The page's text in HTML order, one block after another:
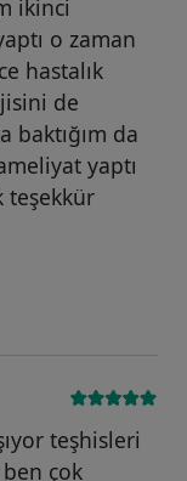
ikinci
o zaman
hastalık
de
baktığım da
yaptı
teşekkür
teşhisleri
çok